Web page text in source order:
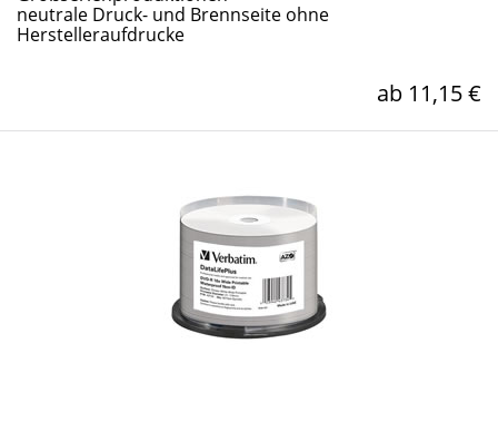
neutrale Druck- und Brennseite ohne
Herstelleraufdrucke
ab 11,15 €